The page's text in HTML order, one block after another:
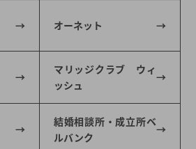
オーネット
マリッジクラブ ウィ
ッシュ
結婚相談所・成立所ベ
ルバンク